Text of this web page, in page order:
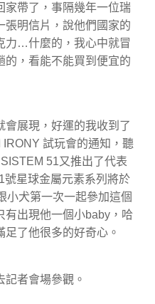
家帶了，事隔幾年一位瑞
張明信片，說他們國家的
力…什麼的，我心中就冒
的，看能不能買到便宜的
會展現，好運的我收到了
試玩會的通知，聽
51又推出了代表
號星球金屬元素系列將於
小犬第一次一起參加這個
有出現他一個小baby，哈
了他很多的好奇心。
者會場參觀。